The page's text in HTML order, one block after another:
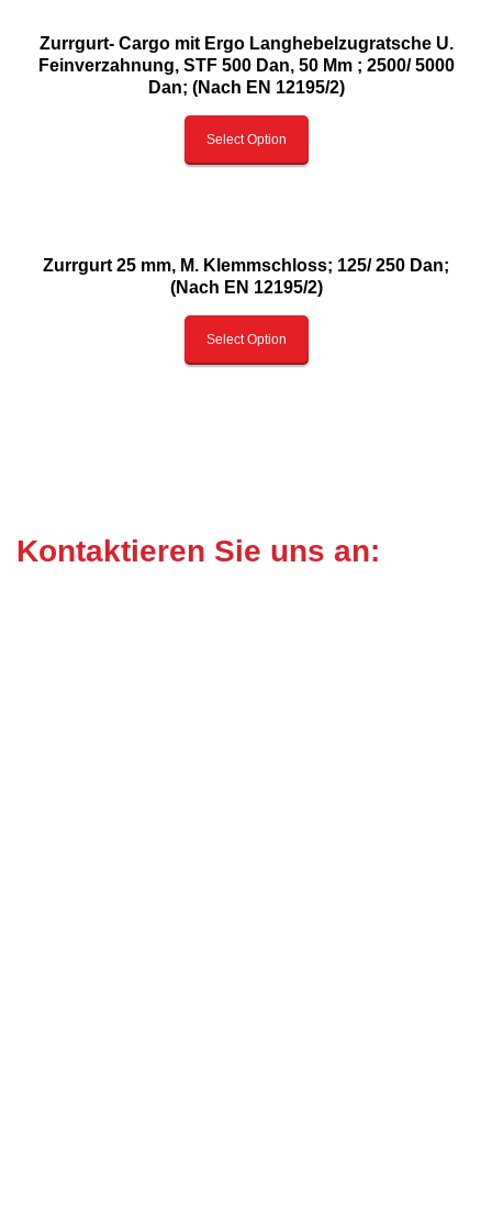
Zurrgurt- Cargo mit Ergo Langhebelzugratsche U.
Feinverzahnung, STF 500 Dan, 50 Mm ; 2500/ 5000
Dan; (Nach EN 12195/2)
Select Option
Zurrgurt 25 mm, M. Klemmschloss; 125/ 250 Dan;
(Nach EN 12195/2)
Select Option
Kontaktieren Sie uns an: